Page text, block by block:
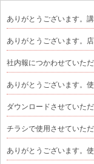
ありがとうございます。
ありがとうございます。
社内報につかわせていただ
ありがとうございます。
ダウンロードさせていた
チラシで使用させていただ
ありがとうございます。